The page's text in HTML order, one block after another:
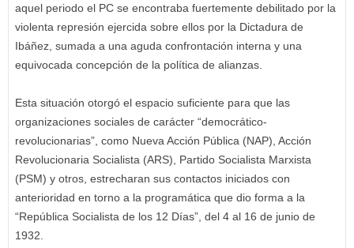
aquel periodo el PC se encontraba fuertemente debilitado por la
violenta represión ejercida sobre ellos por la Dictadura de
Ibáñez, sumada a una aguda confrontación interna y una
equivocada concepción de la política de alianzas.
Esta situación otorgó el espacio suficiente para que las
organizaciones sociales de carácter “democrático-
revolucionarias”, como Nueva Acción Pública (NAP), Acción
Revolucionaria Socialista (ARS), Partido Socialista Marxista
(PSM) y otros, estrecharan sus contactos iniciados con
anterioridad en torno a la programática que dio forma a la
“República Socialista de los 12 Días”, del 4 al 16 de junio de
1932.